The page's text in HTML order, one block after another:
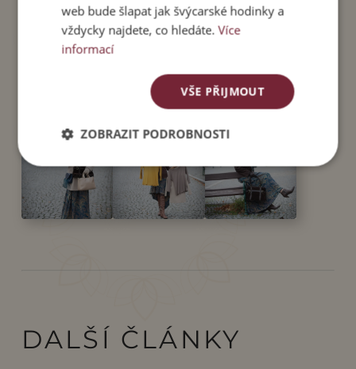
DALŠÍ ČLÁNKY
web bude šlapat jak švýcarské hodinky a
vždycky najdete, co hledáte.Více
informací
VŠE PŘIJMOUT
ZOBRAZIT PODROBNOSTI